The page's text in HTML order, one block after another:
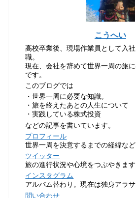
こうへい
高校卒業後、現場作業員として入
職。
現在、会社を辞めて世界一周の旅
です。
このブログでは
・世界一周に必要な知識。
・旅を終えたあとの人生について
・実践している株式投資
などの記事を書いています。
プロフィール
世界一周を決意するまでの経緯など
ツイッター
旅の進行状況や心境をつぶやきます
インスタグラム
アルバム替わり。現在は独身アラサ
問い合わせ